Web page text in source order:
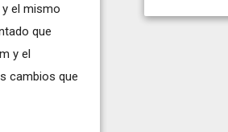
el mismo
que
y el
cambios que